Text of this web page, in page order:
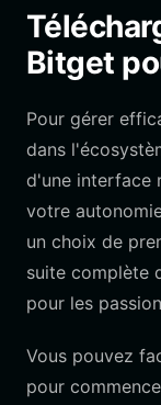
Bitget
Pour gérer
dans
d'une interface
votre
un choix de
suite complète
pour les
Vous pouvez
pour